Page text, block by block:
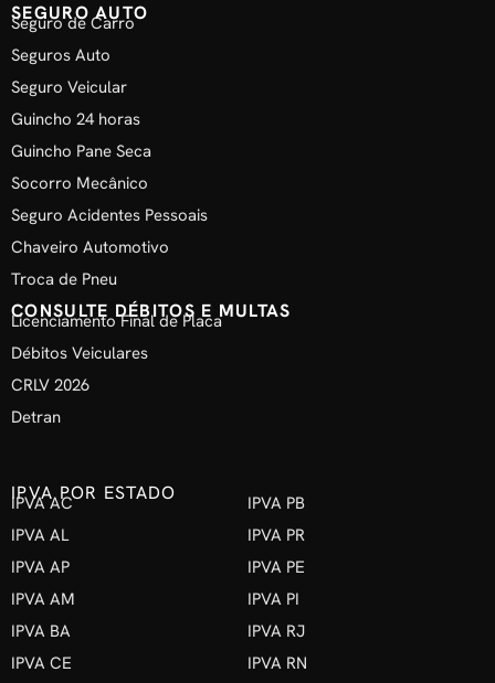
SEGURO AUTO
Seguro de Carro
Seguros Auto
Seguro Veicular
Guincho 24 horas
Guincho Pane Seca
Socorro Mecânico
Seguro Acidentes Pessoais
Chaveiro Automotivo
Troca de Pneu
CONSULTE DÉBITOS E MULTAS
Licenciamento Final de Placa
Débitos Veiculares
CRLV 2026
Detran
IPVA POR ESTADO
IPVA AC
IPVA AL
IPVA AP
IPVA AM
IPVA BA
IPVA CE
IPVA PB
IPVA PR
IPVA PE
IPVA PI
IPVA RJ
IPVA RN